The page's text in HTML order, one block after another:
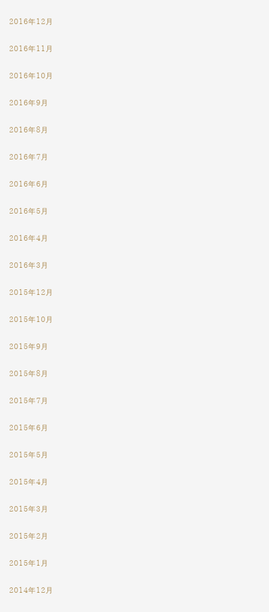
2016年12月
2016年11月
2016年10月
2016年9月
2016年8月
2016年7月
2016年6月
2016年5月
2016年4月
2016年3月
2015年12月
2015年10月
2015年9月
2015年8月
2015年7月
2015年6月
2015年5月
2015年4月
2015年3月
2015年2月
2015年1月
2014年12月